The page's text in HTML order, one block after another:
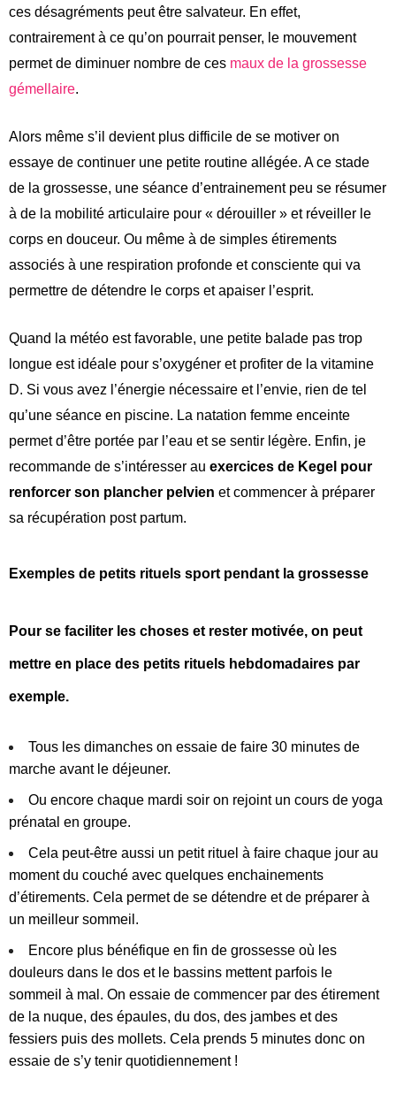
ces désagréments peut être salvateur. En effet,
contrairement à ce qu’on pourrait penser, le mouvement
permet de diminuer nombre de ces maux de la grossesse
gémellaire.
Alors même s’il devient plus difficile de se motiver on
essaye de continuer une petite routine allégée. A ce stade
de la grossesse, une séance d’entrainement peu se résumer
à de la mobilité articulaire pour « dérouiller » et réveiller le
corps en douceur. Ou même à de simples étirements
associés à une respiration profonde et consciente qui va
permettre de détendre le corps et apaiser l’esprit.
Quand la météo est favorable, une petite balade pas trop
longue est idéale pour s’oxygéner et profiter de la vitamine
D. Si vous avez l’énergie nécessaire et l’envie, rien de tel
qu’une séance en piscine. La natation femme enceinte
permet d’être portée par l’eau et se sentir légère. Enfin, je
recommande de s’intéresser au exercices de Kegel pour
renforcer son plancher pelvien et commencer à préparer
sa récupération post partum.
Exemples de petits rituels sport pendant la grossesse
Pour se faciliter les choses et rester motivée, on peut
mettre en place des petits rituels hebdomadaires par
exemple.
Tous les dimanches on essaie de faire 30 minutes de
marche avant le déjeuner.
Ou encore chaque mardi soir on rejoint un cours de yoga
prénatal en groupe.
Cela peut-être aussi un petit rituel à faire chaque jour au
moment du couché avec quelques enchainements
d’étirements. Cela permet de se détendre et de préparer à
un meilleur sommeil.
Encore plus bénéfique en fin de grossesse où les
douleurs dans le dos et le bassins mettent parfois le
sommeil à mal. On essaie de commencer par des étirement
de la nuque, des épaules, du dos, des jambes et des
fessiers puis des mollets. Cela prends 5 minutes donc on
essaie de s’y tenir quotidiennement !